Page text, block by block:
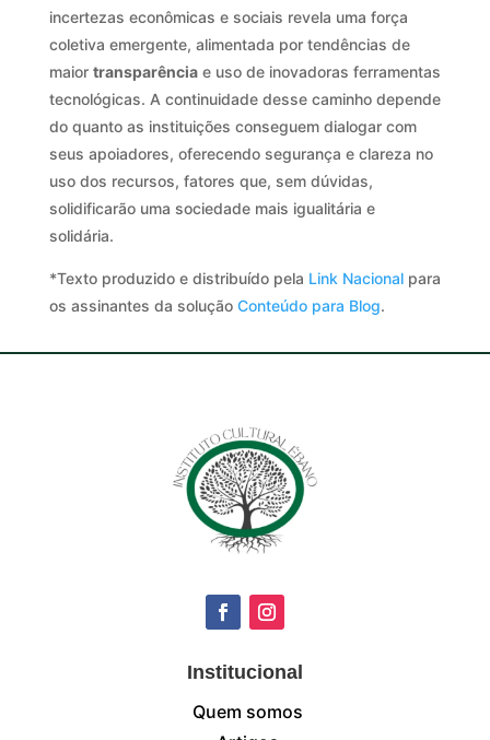
incertezas econômicas e sociais revela uma força
coletiva emergente, alimentada por tendências de
maior transparênciae uso de inovadoras ferramentas
tecnológicas. A continuidade desse caminho depende
do quanto as instituições conseguem dialogar com
seus apoiadores, oferecendo segurança e clareza no
uso dos recursos, fatores que, sem dúvidas,
solidificarão uma sociedade mais igualitária e
solidária.
*Texto produzido e distribuído pela Link Nacionalpara
os assinantes da solução Conteúdo para Blog.
Institucional
Quem somos